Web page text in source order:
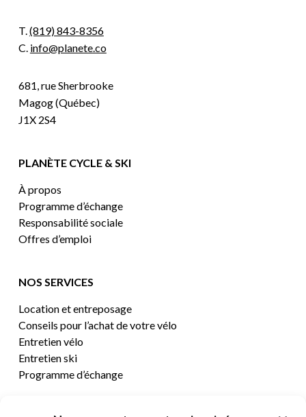
T.(819) 843-8356
C. info@planete.co
681, rue Sherbrooke
Magog (Québec)
J1X 2S4
PLANÈTE CYCLE & SKI
À propos
Programme d’échange
Responsabilité sociale
Offres d’emploi
NOS SERVICES
Location et entreposage
Conseils pour l’achat de votre vélo
Entretien vélo
Entretien ski
Programme d’échange